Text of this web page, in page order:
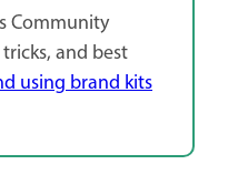
Community
and best
using brand kits